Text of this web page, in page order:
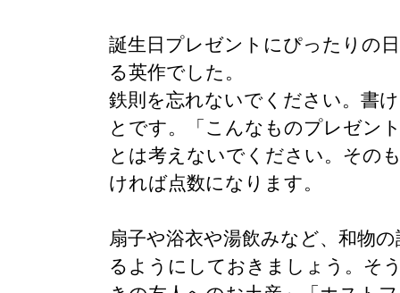
誕生日プレゼントにぴったりの
る英作でした。
鉄則を忘れないでください。書
とです。「こんなものプレゼン
とは考えないでください。その
ければ点数になります。
扇子や浴衣や湯飲みなど、和物
るようにしておきましょう。そ